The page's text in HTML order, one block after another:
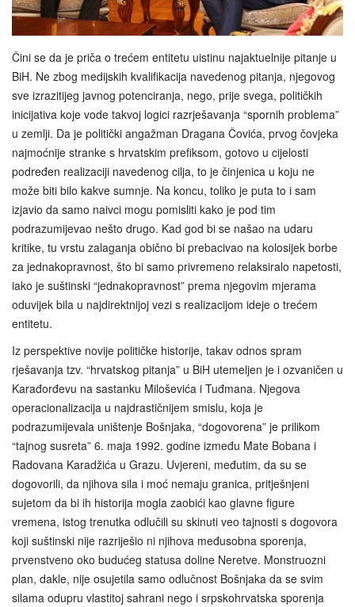
Čini se da je priča o trećem entitetu uistinu najaktuelnije pitanje u
BiH. Ne zbog medijskih kvalifikacija navedenog pitanja, njegovog
sve izrazitijeg javnog potenciranja, nego, prije svega, političkih
inicijativa koje vode takvoj logici razrješavanja “spornih problema”
u zemlji. Da je politički angažman Dragana Čovića, prvog čovjeka
najmoćnije stranke s hrvatskim prefiksom, gotovo u cijelosti
podređen realizaciji navedenog cilja, to je činjenica u koju ne
može biti bilo kakve sumnje. Na koncu, toliko je puta to i sam
izjavio da samo naivci mogu pomisliti kako je pod tim
podrazumijevao nešto drugo. Kad god bi se našao na udaru
kritike, tu vrstu zalaganja obično bi prebacivao na kolosijek borbe
za jednakopravnost, što bi samo privremeno relaksiralo napetosti,
iako je suštinski “jednakopravnost” prema njegovim mjerama
oduvijek bila u najdirektnijoj vezi s realizacijom ideje o trećem
entitetu.
Iz perspektive novije političke historije, takav odnos spram
rješavanja tzv. “hrvatskog pitanja” u BiH utemeljen je i ozvaničen u
Karađorđevu na sastanku Miloševića i Tuđmana. Njegova
operacionalizacija u najdrastičnijem smislu, koja je
podrazumijevala uništenje Bošnjaka, “dogovorena” je prilikom
“tajnog susreta” 6. maja 1992. godine između Mate Bobana i
Radovana Karadžića u Grazu. Uvjereni, međutim, da su se
dogovorili, da njihova sila i moć nemaju granica, pritješnjeni
sujetom da bi ih historija mogla zaobići kao glavne figure
vremena, istog trenutka odlučili su skinuti veo tajnosti s dogovora
koji suštinski nije razriješio ni njihova međusobna sporenja,
prvenstveno oko budućeg statusa doline Neretve. Monstruozni
plan, dakle, nije osujetila samo odlučnost Bošnjaka da se svim
silama odupru vlastitoj sahrani nego i srpskohrvatska sporenja